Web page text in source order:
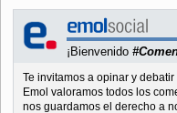
¡Bienvenido
Te invitamos a opinar y
Emol valoramos todos los
nos guardamos el derecho a